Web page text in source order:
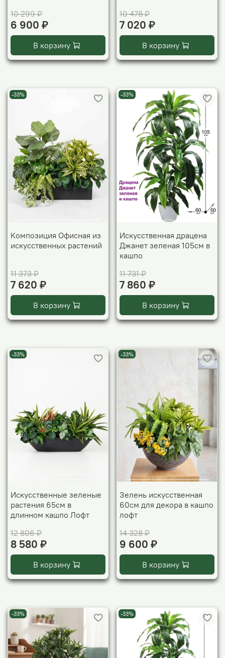
10 299 ₽
6 900 ₽
В корзину
10 478 ₽
7 020 ₽
В корзину
-33%
Композиция Офисная из
искусственных растений
11 373 ₽
7 620 ₽
В корзину
-33%
Искусственная драцена
Джанет зеленая 105см в
кашпо
11 731 ₽
7 860 ₽
В корзину
-33%
Искусственные зеленые
растения 65см в
длинном кашпо Лофт
12 806 ₽
8 580 ₽
В корзину
-33%
Зелень искусственная
60см для декора в кашпо
лофт
14 328 ₽
9 600 ₽
В корзину
-33% -33%